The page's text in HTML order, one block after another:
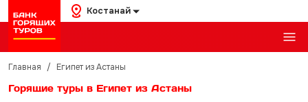
Костанай
Главная / Египет из Астаны
Горящие туры в Египет из Астаны